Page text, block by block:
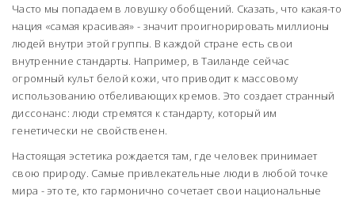
Часто мы попадаем в ловушку обобщений. Сказать, что какая-то
нация «самая красивая» - значит проигнорировать миллионы
людей внутри этой группы. В каждой стране есть свои
внутренние стандарты. Например, в Таиланде сейчас
огромный культ белой кожи, что приводит к массовому
использованию отбеливающих кремов. Это создает странный
диссонанс: люди стремятся к стандарту, который им
генетически не свойственен.
Настоящая эстетика рождается там, где человек принимает
свою природу. Самые привлекательные люди в любой точке
мира - это те, кто гармонично сочетает свои национальные